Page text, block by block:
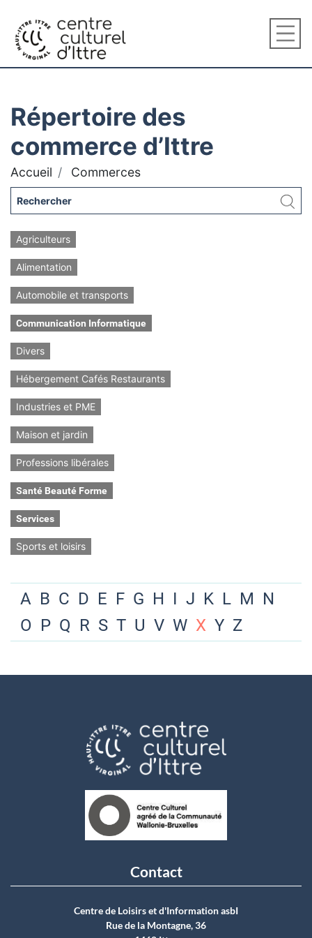
Répertoire des
commerce d’Ittre
Accueil Commerces
Agriculteurs
Alimentation
Automobile et transports
Communication Informatique
Divers
Hébergement Cafés Restaurants
Industries et PME
Maison et jardin
Professions libérales
Santé Beauté Forme
Services
Sports et loisirs
A B C D E F G H I J K L M N
O P Q R S T U V W X Y Z
Contact
Centre de Loisirs et d'Information asbI
Rue de la Montagne, 36